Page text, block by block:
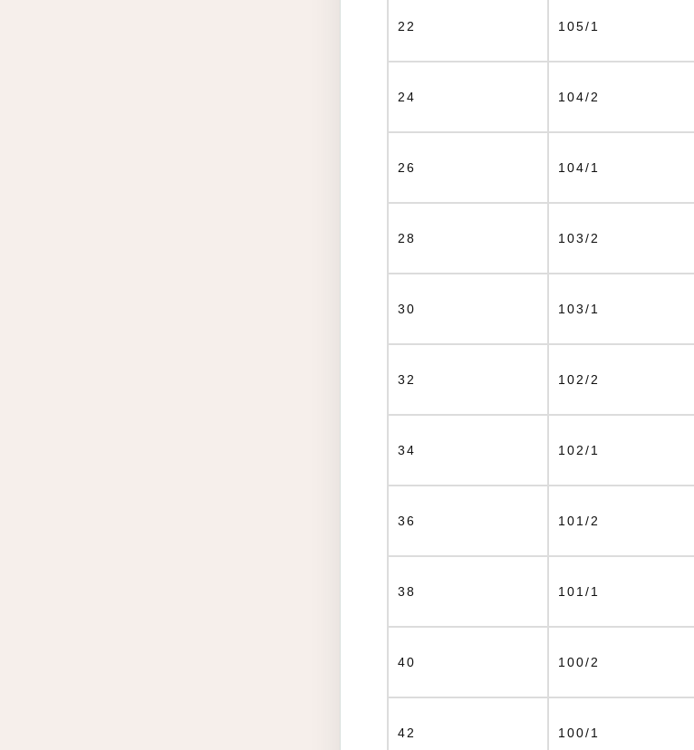
22 105/1
24 104/2
26 104/1
28 103/2
30 103/1
32 102/2
34 102/1
36 101/2
38 101/1
40 100/2
42 100/1